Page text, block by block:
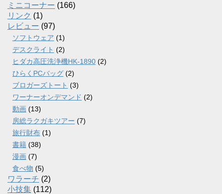
ミニコーナー (166)
リンク (1)
レビュー (97)
ソフトウェア (1)
デスクライト (2)
ヒダカ高圧洗浄機HK-1890 (2)
ひらくPCバッグ (2)
ブロガーズトート (3)
ワーナーオンデマンド (2)
動画 (13)
房総ラクガキツアー (7)
旅行財布 (1)
書籍 (38)
漫画 (7)
食べ物 (5)
ワラーチ (2)
小技集 (112)